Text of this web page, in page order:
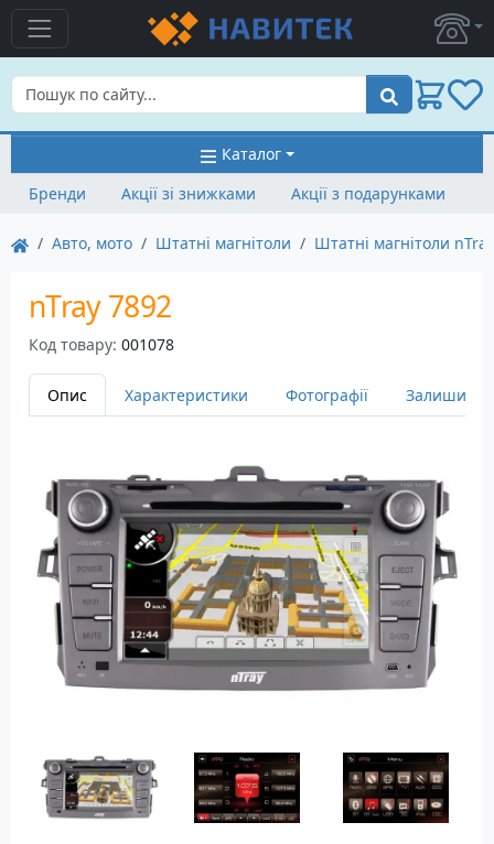
Пошук
Каталог
Бренди
Акції зі знижками Акції з подарунками
Авто, мото Штатні магнітоли Штатні магнітоли nTray
nTray 7892
Код товару: 001078
Опис Характеристики Фотографії Залишити